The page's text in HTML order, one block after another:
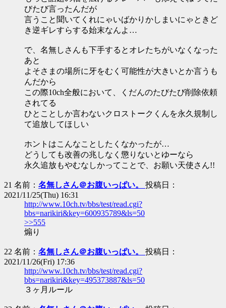
びたび言ったんだが
言うこと聞いてくれにゃいばかりかしまいにゃときど
き逆ギレすらする始末なんよ…
で、名無しさんも下手するとオレたちがいなくなった
あと
よそさまの場所に牙をむく可能性が大きいとか言うも
んだから
この際10ch全般において、くだんのたびたび削除依頼
されてる
ひとことしか言わないクロストークくんを永久規制し
て追放してほしい
ホントはこんなことしたくなかったが…
どうしても改善の兆しなく懲りないとゆーなら
永久追放もやむなしかってことで、お願い天使さん!!
21 名前： 名無しさん＠お腹いっぱい。 投稿日：
2021/11/25(Thu) 16:31
http://www.10ch.tv/bbs/test/read.cgi?
bbs=narikiri&key=600935789&ls=50
>>555
煽り
22 名前： 名無しさん＠お腹いっぱい。 投稿日：
2021/11/26(Fri) 17:36
http://www.10ch.tv/bbs/test/read.cgi?
bbs=narikiri&key=495373887&ls=50
３ヶ月ルール